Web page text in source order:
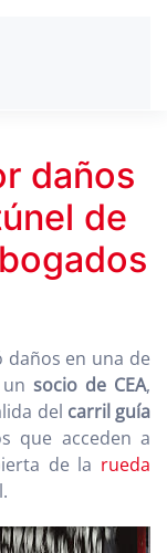
daños
de
en una de
socio de CEA,
del carril guía
que acceden a
de la rueda